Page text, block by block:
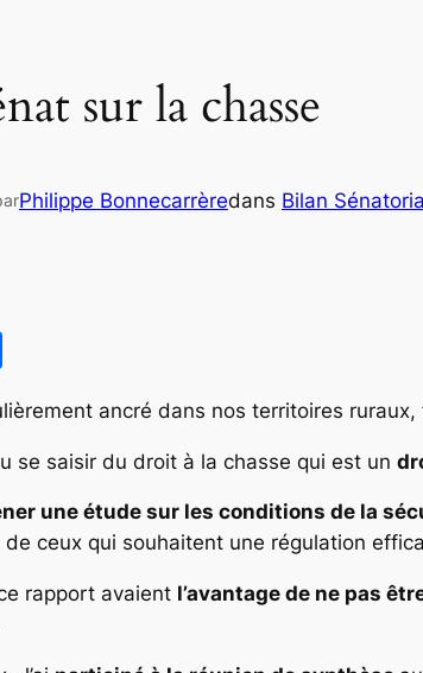
sur la chasse
Philippe Bonnecarrèredans Bilan
ancré dans nos territoires ruraux,
se saisir du droit à la chasse qui est un
une étude sur les conditions de la
de ceux qui souhaitent une régulation
rapport avaient l’avantage de ne pas